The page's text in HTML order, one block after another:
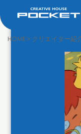
HOME> クリエイター紹